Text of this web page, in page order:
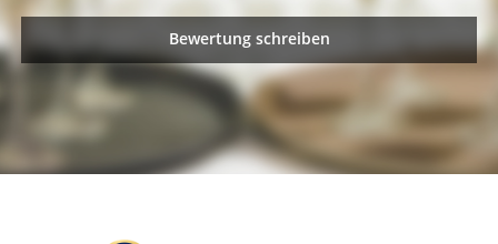
Bewertung schreiben